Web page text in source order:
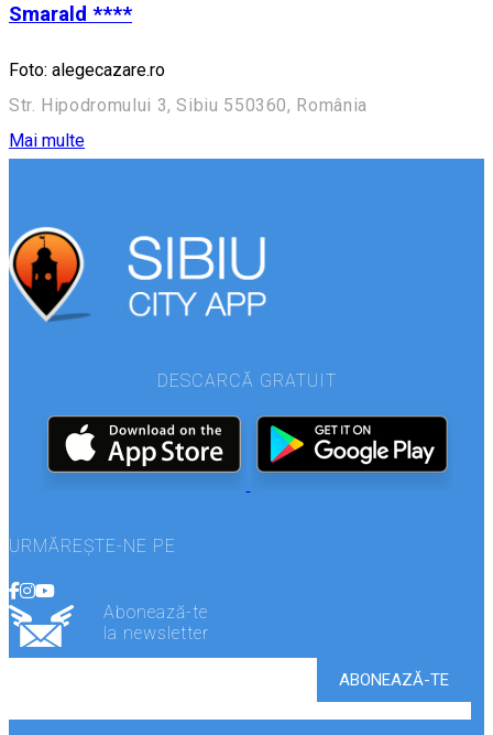
Smarald ****
Foto: alegecazare.ro
Str. Hipodromului 3, Sibiu 550360, România
Mai multe
DESCARCĂ GRATUIT
URMĂREȘTE-NE PE
Abonează-te
la newsletter